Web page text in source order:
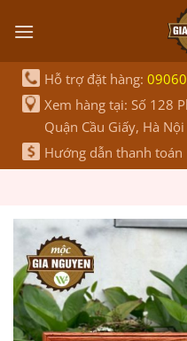
qua
dung
Hỗ trợ đặt hàng:
Xem hàng tại: Số 128
Quận Cầu Giấy, Hà Nội
Hướng dẫn thanh toán